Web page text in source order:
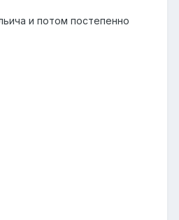
и потом постепенно